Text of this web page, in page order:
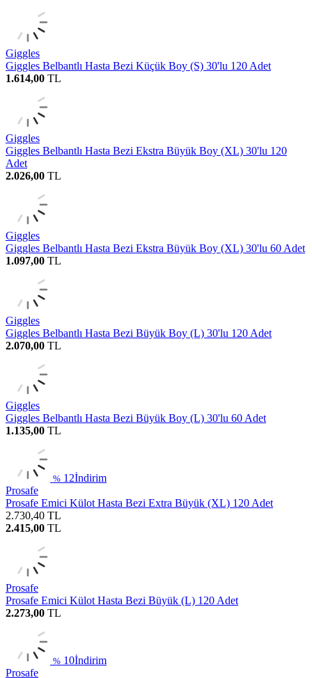
Giggles
Giggles Belbantlı Hasta Bezi Küçük Boy (S) 30'lu 120 Adet
1.614,00 TL
Giggles
Giggles Belbantlı Hasta Bezi Ekstra Büyük Boy (XL) 30'lu 120
Adet
2.026,00 TL
Giggles
Giggles Belbantlı Hasta Bezi Ekstra Büyük Boy (XL) 30'lu 60 Adet
1.097,00 TL
Giggles
Giggles Belbantlı Hasta Bezi Büyük Boy (L) 30'lu 120 Adet
2.070,00 TL
Giggles
Giggles Belbantlı Hasta Bezi Büyük Boy (L) 30'lu 60 Adet
1.135,00 TL
% 12İndirim
Prosafe
Prosafe Emici Külot Hasta Bezi Extra Büyük (XL) 120 Adet
2.730,40 TL
2.415,00 TL
Prosafe
Prosafe Emici Külot Hasta Bezi Büyük (L) 120 Adet
2.273,00 TL
% 10İndirim
Prosafe